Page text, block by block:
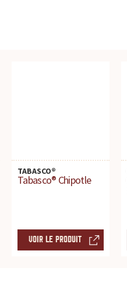
TABASCO®
Tabasco® Chipotle
VOIR LE PRODUIT